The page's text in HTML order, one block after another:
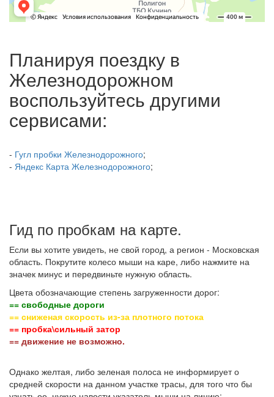
Планируя поездку в
Железнодорожном
воспользуйтесь другими
сервисами:
- Гугл пробки Железнодорожного;
- Яндекс Карта Железнодорожного;
Гид по пробкам на карте.
Если вы хотите увидеть, не свой город, а регион - Московская
область. Покрутите колесо мыши на каре, либо нажмите на
значек минус и передвиньте нужную область.
Цвета обозначающие степень загруженности дорог:
== свободные дороги
== сниженая скорость из-за плотного потока
== пробка\сильный затор
== движение не возможно.
Однако желтая, либо зеленая полоса не информирует о
средней скорости на данном участке трасы, для того что бы